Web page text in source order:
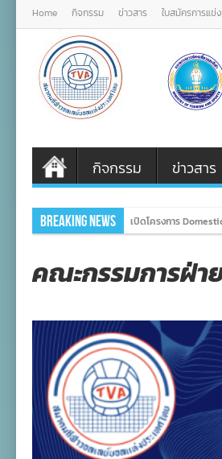
Home กิจกรรม ข่าวสาร ใบสมัครการแข่
กิจกรรม ข่าวสาร
Breaking News เปิดโครงการ
คณะกรรมการฝ่